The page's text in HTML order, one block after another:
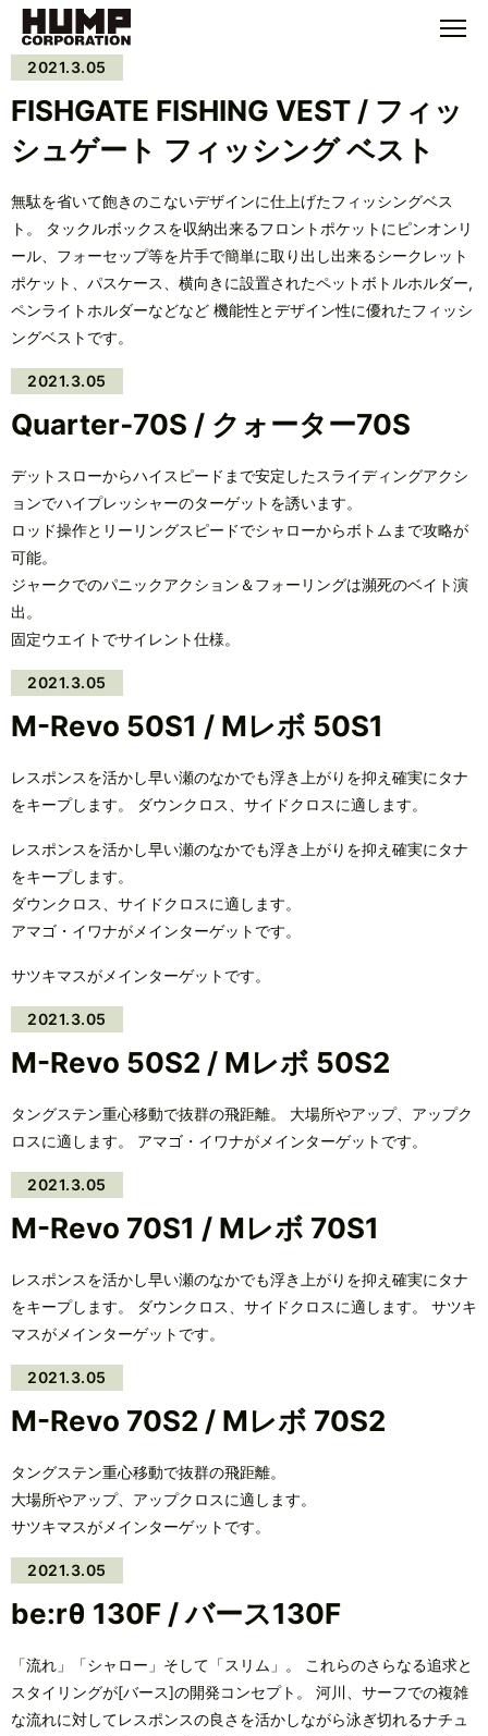
2021.3.05
FISHGATE FISHING VEST / フィッ
シュゲート フィッシング ベスト
無駄を省いて飽きのこないデザインに仕上げたフィッシングベス
ト。 タックルボックスを収納出来るフロントポケットにピンオンリ
ール、フォーセップ等を片手で簡単に取り出し出来るシークレット
ポケット、パスケース、横向きに設置されたペットボトルホルダー,
ペンライトホルダーなどなど 機能性とデザイン性に優れたフィッシ
ングベストです。
2021.3.05
Quarter‐70S / クォーター70S
デットスローからハイスピードまで安定したスライディングアクシ
ョンでハイプレッシャーのターゲットを誘います。
ロッド操作とリーリングスピードでシャローからボトムまで攻略が
可能。
ジャークでのパニックアクション＆フォーリングは瀕死のベイト演
出。
固定ウエイトでサイレント仕様。
2021.3.05
M-Revo 50S1 / Mレボ 50S1
レスポンスを活かし早い瀬のなかでも浮き上がりを抑え確実にタナ
をキープします。 ダウンクロス、サイドクロスに適します。
レスポンスを活かし早い瀬のなかでも浮き上がりを抑え確実にタナ
をキープします。
ダウンクロス、サイドクロスに適します。
アマゴ・イワナがメインターゲットです。
サツキマスがメインターゲットです。
2021.3.05
M-Revo 50S2 / Mレボ 50S2
タングステン重心移動で抜群の飛距離。 大場所やアップ、アップク
ロスに適します。 アマゴ・イワナがメインターゲットです。
2021.3.05
M-Revo 70S1 / Mレボ 70S1
レスポンスを活かし早い瀬のなかでも浮き上がりを抑え確実にタナ
をキープします。 ダウンクロス、サイドクロスに適します。 サツキ
マスがメインターゲットです。
2021.3.05
M-Revo 70S2 / Mレボ 70S2
タングステン重心移動で抜群の飛距離。
大場所やアップ、アップクロスに適します。
サツキマスがメインターゲットです。
2021.3.05
be:rθ 130F / バース130F
「流れ」「シャロー」そして「スリム」。 これらのさらなる追求と
スタイリングが[バース]の開発コンセプト。 河川、サーフでの複雑
な流れに対してレスポンスの良さを活かしながら泳ぎ切れるナチュ